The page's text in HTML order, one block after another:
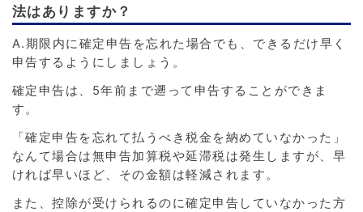
法はありますか？
A.期限内に確定申告を忘れた場合でも、できるだけ早く
申告するようにしましょう。
確定申告は、5年前まで遡って申告することができま
す。
「確定申告を忘れて払うべき税金を納めていなかった」
なんて場合は無申告加算税や延滞税は発生しますが、早
ければ早いほど、その金額は軽減されます。
また、控除が受けられるのに確定申告していなかった方